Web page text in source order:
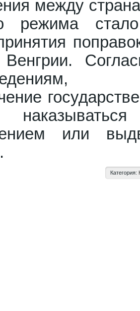
между
режима
Венгрии.
или
Категория: